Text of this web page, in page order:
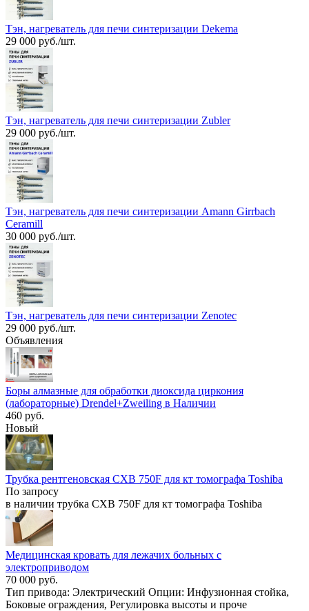
Тэн, нагреватель для печи синтеризации Dekema
29 000 руб./шт.
Тэн, нагреватель для печи синтеризации Zubler
29 000 руб./шт.
Тэн, нагреватель для печи синтеризации Amann Girrbach
Ceramill
30 000 руб./шт.
Тэн, нагреватель для печи синтеризации Zenotec
29 000 руб./шт.
Объявления
Боры алмазные для обработки диоксида циркония
(лабораторные) Drendel+Zweiling в Наличии
460 руб.
Новый
Трубка рентгеновская CXB 750F для кт томографа Toshiba
По запросу
в наличии трубка CXB 750F для кт томографа Toshiba
Медицинская кровать для лежачих больных с
электроприводом
70 000 руб.
Тип привода: Электрический Опции: Инфузионная стойка,
Боковые ограждения, Регулировка высоты и проче